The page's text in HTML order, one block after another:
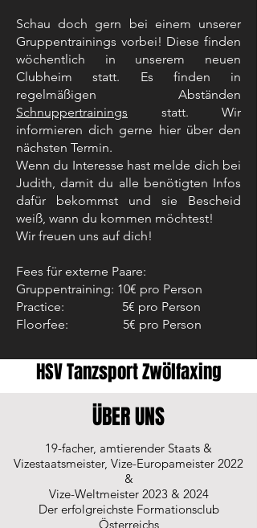
Schau doch gern bei einem unserer
Gruppentrainings vorbei! Diese finden
wöchentlich in unserem neuen
Clubheim statt. Es finden in
regelmäßigen Abständen
Schnuppertrainings statt. Wir
informieren dich gerne hier über den
nächsten Termin.
Wenn du Interesse hast melde dich bei
Judith, damit du alle benötigten Infos
dafür bekommst und sie Bescheid
weiß, wann du kommen möchtest!
Wir freuen uns auf dich!
Fees für externe Paare:
Gruppentraining: 10€ pro Person
Practice: 5€ pro Person
Floorfee: 5€ pro Person
HSV Tanzsport Zwölfaxing
ÜBER UNS
19-facher, amtierender Staats &
Vizestaatsmeister, Vize-Europameister 2022
&
Vize-Weltmeister 2023 & 2024
Der erfolgreichste Formationsclub
Österreichs